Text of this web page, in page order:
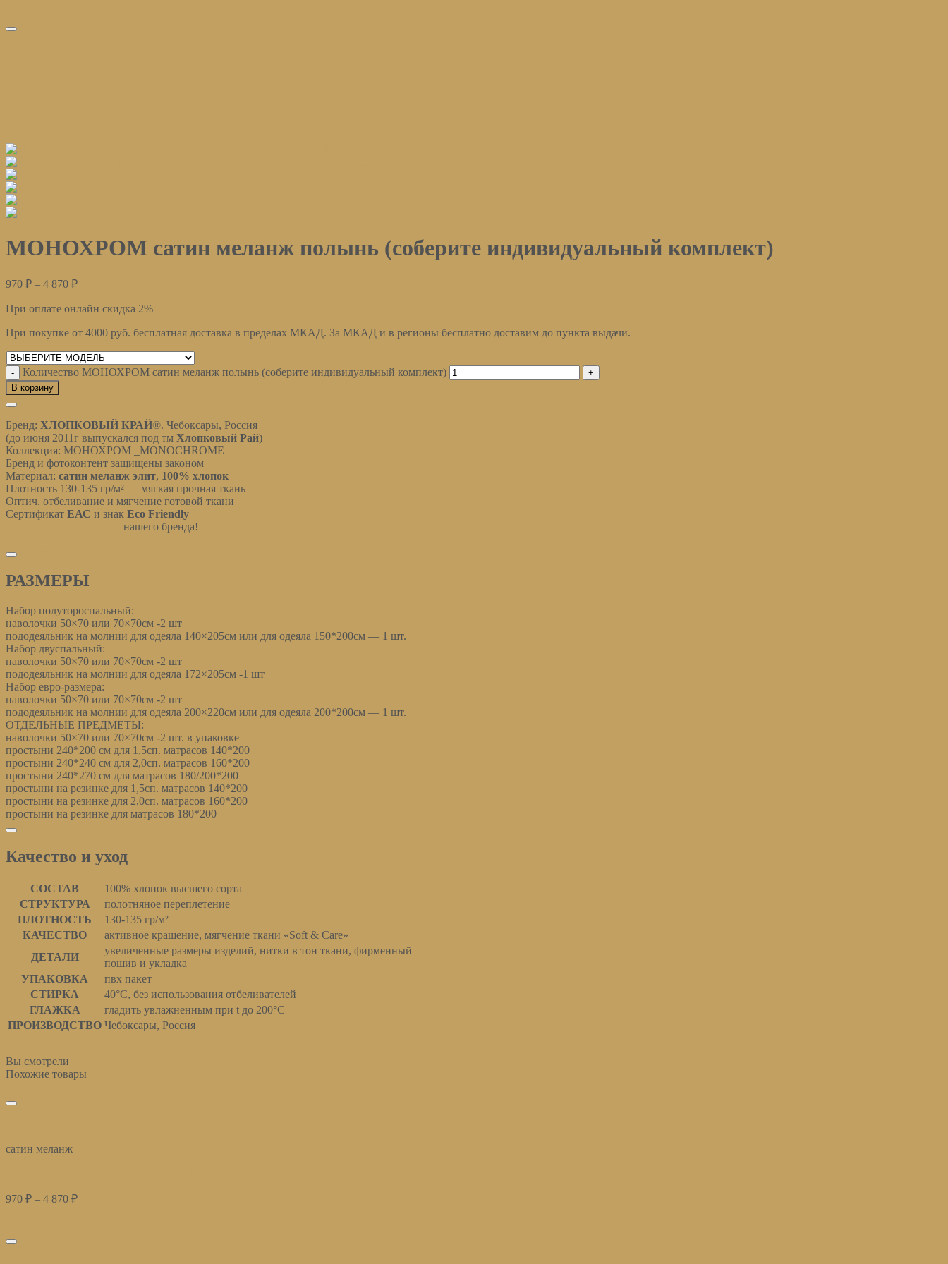
МОНОХРОМ сатин меланж полынь (соберите индивидуальный комплект)
970 ₽ – 4 870 ₽
При оплате онлайн скидка 2%
При покупке от 4000 руб. бесплатная доставка в пределах МКАД. За МКАД и в регионы бесплатно доставим до пункта выдачи.
Количество МОНОХРОМ сатин меланж полынь (соберите индивидуальный комплект)
В корзину
Бренд: ХЛОПКОВЫЙ КРАЙ®. Чебоксары, Россия
(до июня 2011г выпускался под тм Хлопковый Рай)
Коллекция: МОНОХРОМ _MONOCHROME
Бренд и фотоконтент защищены законом
Материал: сатин меланж элит, 100% хлопок
Плотность 130-135 гр/м² — мягкая прочная ткань
Оптич. отбеливание и мягчение готовой ткани
Сертификат ЕАС и знак Eco Friendly
нашего бренда!
РАЗМЕРЫ
Набор полутороспальный:
наволочки 50×70 или 70×70см -2 шт
пододеяльник на молнии для одеяла 140×205см или для одеяла 150*200см — 1 шт.
Набор двуспальный:
наволочки 50×70 или 70×70см -2 шт
пододеяльник на молнии для одеяла 172×205см -1 шт
Набор евро-размера:
наволочки 50×70 или 70×70см -2 шт
пододеяльник на молнии для одеяла 200×220см или для одеяла 200*200см — 1 шт.
ОТДЕЛЬНЫЕ ПРЕДМЕТЫ:
наволочки 50×70 или 70×70см -2 шт. в упаковке
простыни 240*200 см для 1,5сп. матрасов 140*200
простыни 240*240 см для 2,0сп. матрасов 160*200
простыни 240*270 см для матрасов 180/200*200
простыни на резинке для 1,5сп. матрасов 140*200
простыни на резинке для 2,0сп. матрасов 160*200
простыни на резинке для матрасов 180*200
Качество и уход
СОСТАВ
100% хлопок высшего сорта
СТРУКТУРА
полотняное переплетение
ПЛОТНОСТЬ
130-135 гр/м²
КАЧЕСТВО
активное крашение, мягчение ткани «Soft & Care»
ДЕТАЛИ
увеличенные размеры изделий, нитки в тон ткани, фирменный
пошив и укладка
УПАКОВКА
пвх пакет
СТИРКА
40°С, без использования отбеливателей
ГЛАЖКА
гладить увлажненным при t до 200°С
ПРОИЗВОДСТВО Чебоксары, Россия
Вы смотрели
Похожие товары
сатин меланж
970 ₽ – 4 870 ₽